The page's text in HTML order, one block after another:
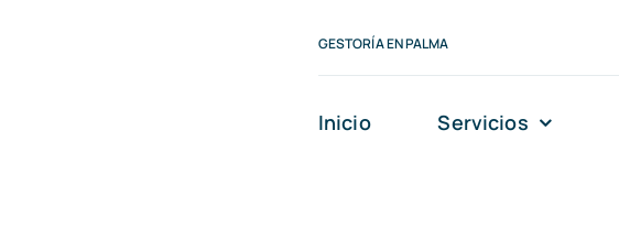
GESTORÍA EN PALMA
Inicio Servicios